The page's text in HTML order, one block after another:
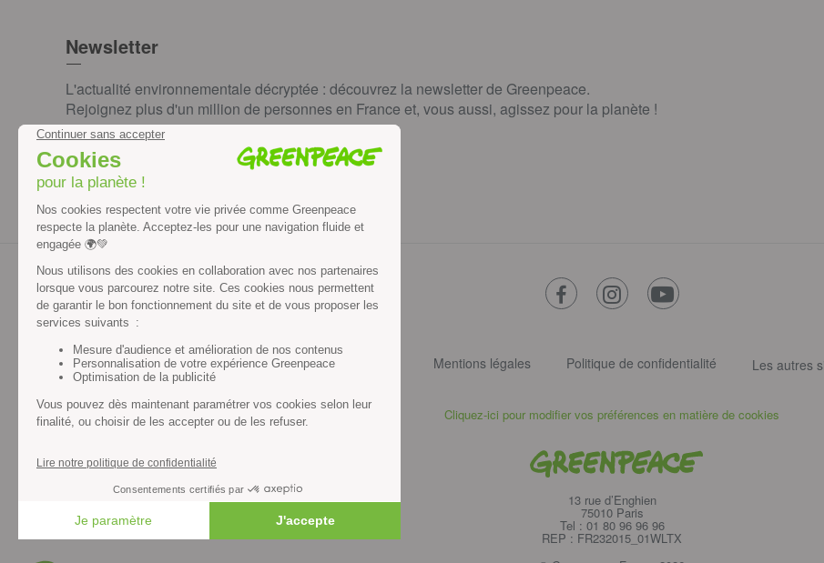
Newsletter
L'actualité environnementale décryptée : découvrez la newsletter de Greenpeace.
Rejoignez plus d'un million de personnes en France et, vous aussi, agissez pour la planète !
JE M'INSCRIS
facebookinstagramyoutube
Contenus et propriété intellectuelle Mentions légales Politique de confidentialité Les autres
Cliquez-ici pour modifier vos préférences en matière de cookies
Greenpeace
13 rue d’Enghien
75010 Paris
Tel : 01 80 96 96 96
REP : FR232015_01WLTX